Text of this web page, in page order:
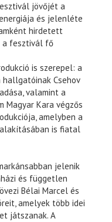
jövőjét a
és jelenléte
hirdetett
a fesztivál fő
is szerepel: a
hallgatóinak Csehov
valamint a
Magyar Kara végzős
amelyben a
is fiatal
jelenik
és független
Bélai Marcel és
amelyek több idei
játszanak. A